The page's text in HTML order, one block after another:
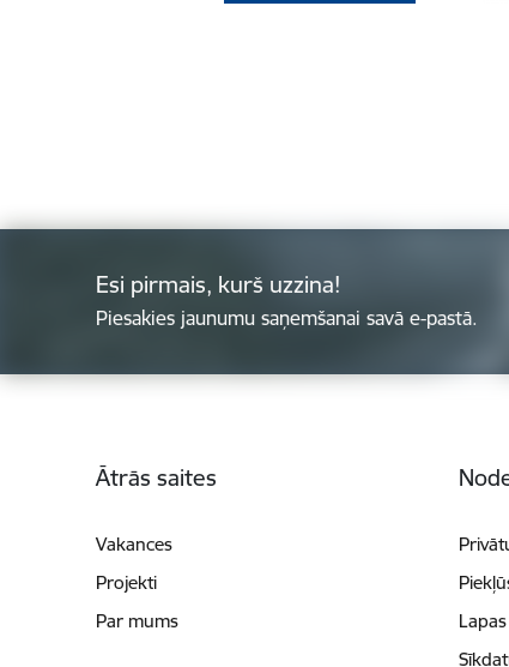
Esi pirmais, kurš uzzina!
Piesakies jaunumu saņemšanai savā e-pastā.
Ātrās saites
Vakances
Projekti
Par mums